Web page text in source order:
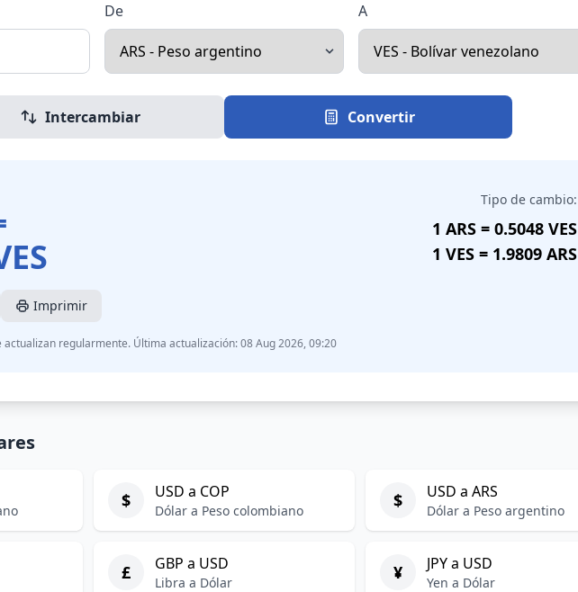
De A
Intercambiar Convertir
Tipo de cambio:
1 ARS = 0.5048 VES
1 VES = 1.9809 ARS
Imprimir
actualizan regularmente. Última actualización: 08 Aug 2026, 09:20
$ USD a COP
Dólar a Peso colombiano $ USD a ARS
Dólar a Peso argentino
£ GBP a USD
Libra a Dólar ¥ JPY a USD
Yen a Dólar